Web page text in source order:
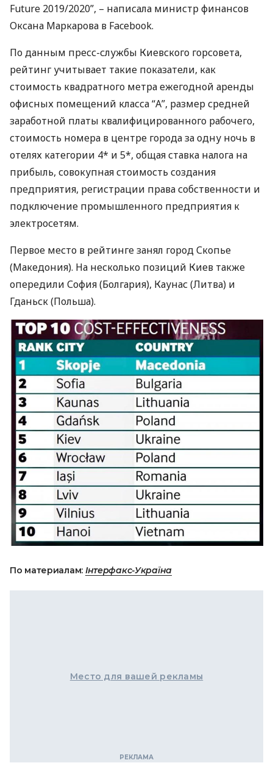
Future 2019/2020”, – написала министр финансов
Оксана Маркарова в Facebook.
По данным пресс-службы Киевского горсовета,
рейтинг учитывает такие показатели, как
стоимость квадратного метра ежегодной аренды
офисных помещений класса “А”, размер средней
заработной платы квалифицированного рабочего,
стоимость номера в центре города за одну ночь в
отелях категории 4* и 5*, общая ставка налога на
прибыль, совокупная стоимость создания
предприятия, регистрации права собственности и
подключение промышленного предприятия к
электросетям.
Первое место в рейтинге занял город Скопье
(Македония). На несколько позиций Киев также
опередили София (Болгария), Каунас (Литва) и
Гданьск (Польша).
По материалам: Інтерфакс-Україна
Место для вашей рекламы